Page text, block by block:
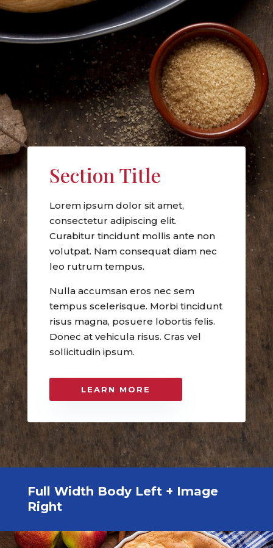
Section Title
Lorem ipsum dolor sit amet,
consectetur adipiscing elit.
Curabitur tincidunt mollis ante non
volutpat. Nam consequat diam nec
leo rutrum tempus.
Nulla accumsan eros nec sem
tempus scelerisque. Morbi tincidunt
risus magna, posuere lobortis felis.
Donec at vehicula risus. Cras vel
sollicitudin ipsum.
LEARN MORE
Full Width Body Left + Image
Right